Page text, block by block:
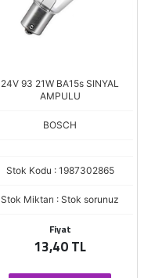
24V 93 21W BA15s SINYAL
AMPULU
BOSCH
Stok Kodu : 1987302865
Stok Miktarı : Stok sorunuz
Fiyat
13,40 TL